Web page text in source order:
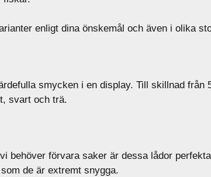
enligt dina önskemål och även i olika
smycken i en display. Till skillnad från
svart och trä.
behöver förvara saker är dessa lådor
de är extremt snygga.